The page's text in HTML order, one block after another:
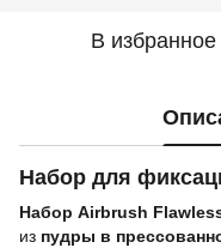
В избранное
Набор для
Набор Airbrush
из пудры в